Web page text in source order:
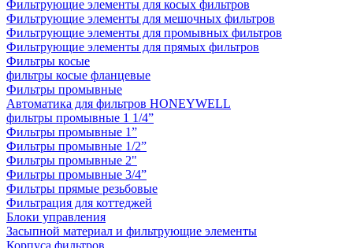
Фильтрующие элементы для косых фильтров
Фильтрующие элементы для мешочных фильтров
Фильтрующие элементы для промывных фильтров
Фильтрующие элементы для прямых фильтров
Фильтры косые
фильтры косые фланцевые
Фильтры промывные
Автоматика для фильтров HONEYWELL
фильтры промывные 1 1/4”
Фильтры промывные 1”
Фильтры промывные 1/2”
Фильтры промывные 2"
Фильтры промывные 3/4”
Фильтры прямые резьбовые
Фильтрация для коттеджей
Блоки управления
Засыпной материал и фильтрующие элементы
Корпуса фильтров